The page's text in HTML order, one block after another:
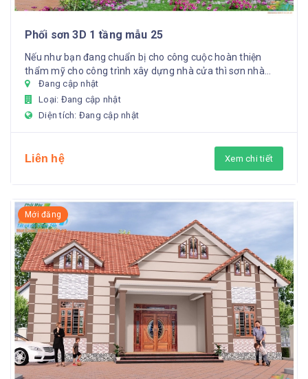
Phối sơn 3D 1 tầng mẫu 25
Nếu như bạn đang chuẩn bị cho công cuộc hoàn thiện
thẩm mỹ cho công trình xây dựng nhà cửa thì sơn nhà
chính là việc ...
Đang cập nhật
Loại: Đang cập nhật
Diện tích: Đang cập nhật
Liên hệ Xem chi tiết
Mới đăng